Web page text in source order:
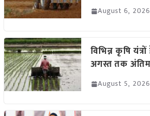
August 6, 2026
विभिन्न कृषि
अगस्त तक
August 5, 2026